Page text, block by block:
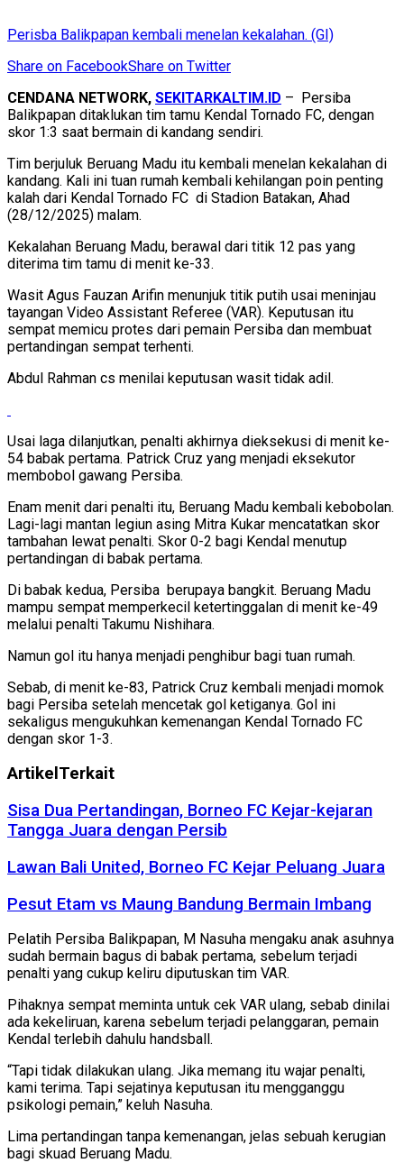
Perisba Balikpapan kembali menelan kekalahan. (GI)
Share on FacebookShare on Twitter
CENDANA NETWORK, SEKITARKALTIM.ID – Persiba
Balikpapan ditaklukan tim tamu Kendal Tornado FC, dengan
skor 1:3 saat bermain di kandang sendiri.
Tim berjuluk Beruang Madu itu kembali menelan kekalahan di
kandang. Kali ini tuan rumah kembali kehilangan poin penting
kalah dari Kendal Tornado FC di Stadion Batakan, Ahad
(28/12/2025) malam.
Kekalahan Beruang Madu, berawal dari titik 12 pas yang
diterima tim tamu di menit ke-33.
Wasit Agus Fauzan Arifin menunjuk titik putih usai meninjau
tayangan Video Assistant Referee (VAR). Keputusan itu
sempat memicu protes dari pemain Persiba dan membuat
pertandingan sempat terhenti.
Abdul Rahman cs menilai keputusan wasit tidak adil.
Usai laga dilanjutkan, penalti akhirnya dieksekusi di menit ke-
54 babak pertama. Patrick Cruz yang menjadi eksekutor
membobol gawang Persiba.
Enam menit dari penalti itu, Beruang Madu kembali kebobolan.
Lagi-lagi mantan legiun asing Mitra Kukar mencatatkan skor
tambahan lewat penalti. Skor 0-2 bagi Kendal menutup
pertandingan di babak pertama.
Di babak kedua, Persiba berupaya bangkit. Beruang Madu
mampu sempat memperkecil ketertinggalan di menit ke-49
melalui penalti Takumu Nishihara.
Namun gol itu hanya menjadi penghibur bagi tuan rumah.
Sebab, di menit ke-83, Patrick Cruz kembali menjadi momok
bagi Persiba setelah mencetak gol ketiganya. Gol ini
sekaligus mengukuhkan kemenangan Kendal Tornado FC
dengan skor 1-3.
Artikel Terkait
Sisa Dua Pertandingan, Borneo FC Kejar-kejaran
Tangga Juara dengan Persib
Lawan Bali United, Borneo FC Kejar Peluang Juara
Pesut Etam vs Maung Bandung Bermain Imbang
Pelatih Persiba Balikpapan, M Nasuha mengaku anak asuhnya
sudah bermain bagus di babak pertama, sebelum terjadi
penalti yang cukup keliru diputuskan tim VAR.
Pihaknya sempat meminta untuk cek VAR ulang, sebab dinilai
ada kekeliruan, karena sebelum terjadi pelanggaran, pemain
Kendal terlebih dahulu handsball.
“Tapi tidak dilakukan ulang. Jika memang itu wajar penalti,
kami terima. Tapi sejatinya keputusan itu mengganggu
psikologi pemain,” keluh Nasuha.
Lima pertandingan tanpa kemenangan, jelas sebuah kerugian
bagi skuad Beruang Madu.